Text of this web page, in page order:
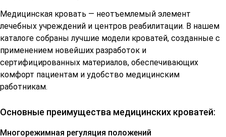
Медицинская кровать — неотъемлемый элемент
лечебных учреждений и центров реабилитации. В нашем
каталоге собраны лучшие модели кроватей, созданные с
применением новейших разработок и
сертифицированных материалов, обеспечивающих
комфорт пациентам и удобство медицинским
работникам.
Основные преимущества медицинских кроватей:
Многорежимная регуляция положений